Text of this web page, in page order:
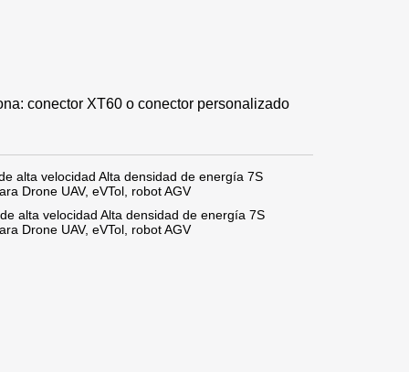
conector XT60 o conector personalizado
alta velocidad Alta densidad de energía 7S
Drone UAV, eVTol, robot AGV
alta velocidad Alta densidad de energía 7S
Drone UAV, eVTol, robot AGV